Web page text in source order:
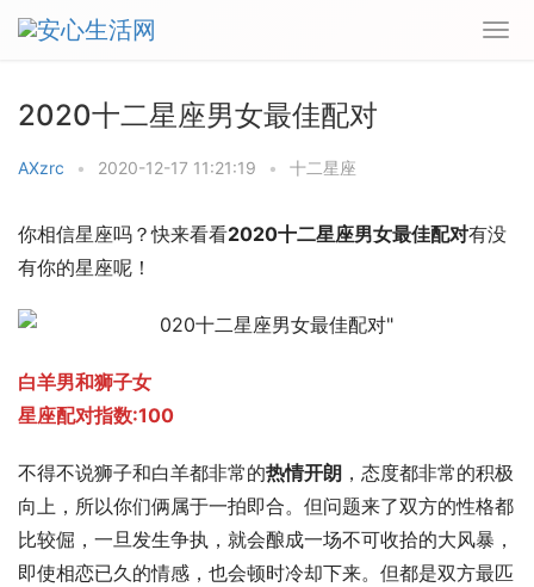
2020十二星座男女最佳配对
AXzrc • 2020-12-17 11:21:19 • 十二星座
你相信星座吗？快来看看2020十二星座男女最佳配对有没
有你的星座呢！
白羊男和狮子女
星座配对指数:100
不得不说狮子和白羊都非常的热情开朗 ，态度都非常的积极
向上，所以你们俩属于一拍即合。但问题来了双方的性格都
比较倔，一旦发生争执，就会酿成一场不可收拾的大风暴，
即使相恋已久的情感，也会顿时冷却下来。但都是双方最匹